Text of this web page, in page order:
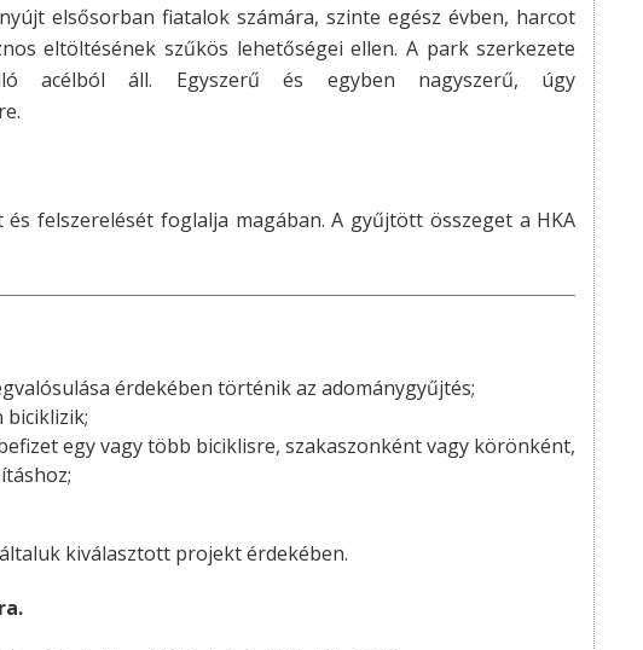
elsősorban fiatalok számára, szinte egész évben, harcot
eltöltésének szűkös lehetőségei ellen. A park szerkezete
acélból áll. Egyszerű és egyben nagyszerű, úgy
és felszerelését foglalja magában. A gyűjtött összeget a HKA
érdekében történik az adománygyűjtés;
biciklizik;
egy vagy több biciklisre, szakaszonként vagy körönként,
kiválasztott projekt érdekében.